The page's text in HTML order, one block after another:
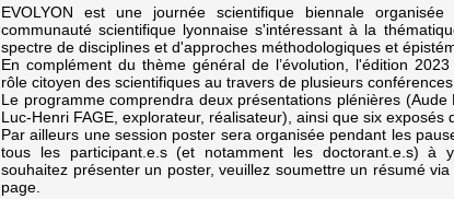
EVOLYON est une journée scientifique biennale
communauté scientifique lyonnaise s'intéressant à la
spectre de disciplines et d'approches méthodologiques et
En complément du thème général de l’évolution, l'édition
rôle citoyen des scientifiques au travers de plusieurs
Le programme comprendra deux présentations plénières
Luc-Henri FAGE, explorateur, réalisateur), ainsi que six exposés
Par ailleurs une session poster sera organisée pendant les
tous les participant.e.s (et notamment les doctorant.e.s) à
souhaitez présenter un poster, veuillez soumettre un résumé
page.